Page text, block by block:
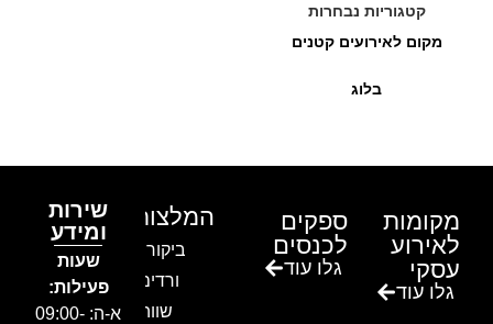
קטגוריות נבחרות
מקום לאירועים קטנים
בלוג
מקומות
לאירוע
עסקי
גלו עוד
ספקים
לכנסים
גלו עוד
המלצות
ביקור בגן
ורדים –
שווה!!
שירות
ומידע
שעות
פעילות:
א-ה: 09:00-